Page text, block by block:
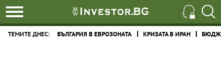
ТЕМИТЕ ДНЕС: БЪЛГАРИЯ В ЕВРОЗОНАТА КРИЗАТА В ИРАН